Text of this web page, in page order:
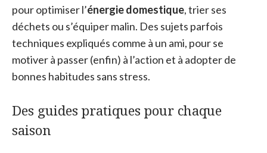
pour optimiser l’énergie domestique, trier ses
déchets ou s’équiper malin. Des sujets parfois
techniques expliqués comme à un ami, pour se
motiver à passer (enfin) à l’action et à adopter de
bonnes habitudes sans stress.
Des guides pratiques pour chaque
saison